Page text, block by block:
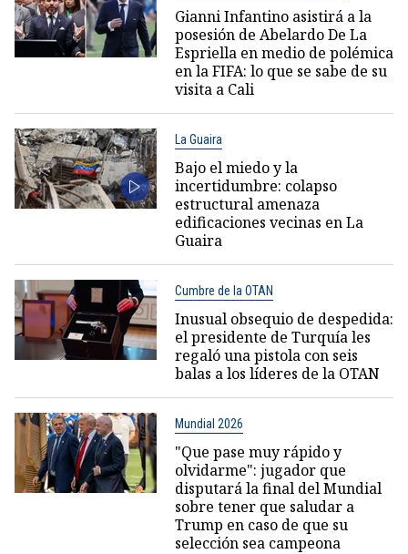
Gianni Infantino asistirá a la
posesión de Abelardo De La
Espriella en medio de polémica
en la FIFA: lo que se sabe de su
visita a Cali
La Guaira
Bajo el miedo y la
incertidumbre: colapso
estructural amenaza
edificaciones vecinas en La
Guaira
Cumbre de la OTAN
Inusual obsequio de despedida:
el presidente de Turquía les
regaló una pistola con seis
balas a los líderes de la OTAN
Mundial 2026
"Que pase muy rápido y
olvidarme": jugador que
disputará la final del Mundial
sobre tener que saludar a
Trump en caso de que su
selección sea campeona